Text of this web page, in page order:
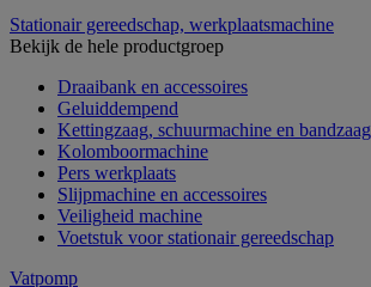
Stationair gereedschap, werkplaatsmachine
Bekijk de hele productgroep
Draaibank en accessoires
Geluiddempend
Kettingzaag, schuurmachine en bandzaag
Kolomboormachine
Pers werkplaats
Slijpmachine en accessoires
Veiligheid machine
Voetstuk voor stationair gereedschap
Vatpomp